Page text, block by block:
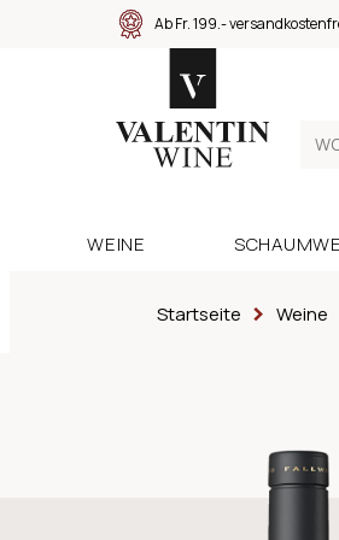
Ab Fr. 199.-
WEINE
Startseite Weine